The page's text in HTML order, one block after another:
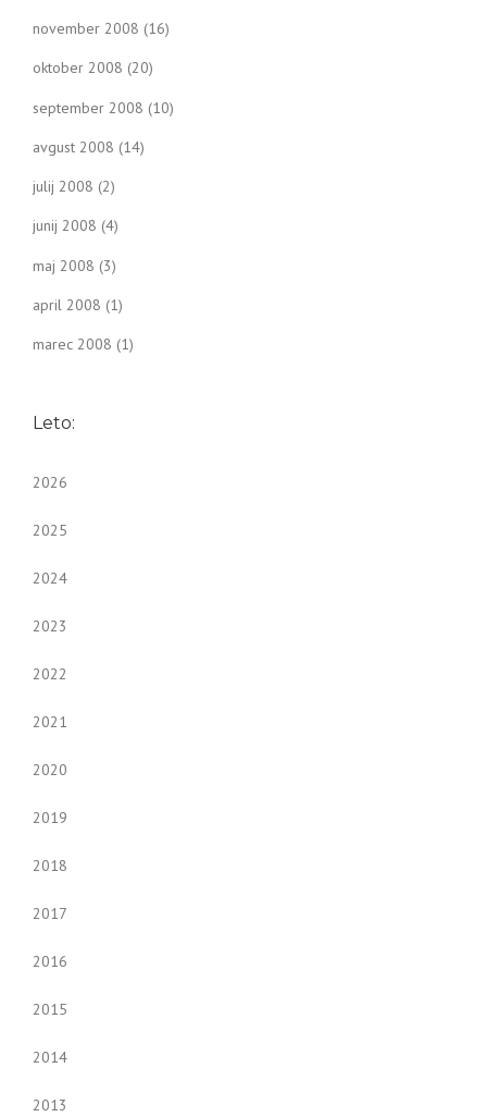
november 2008 (16)
oktober 2008 (20)
september 2008 (10)
avgust 2008 (14)
julij 2008 (2)
junij 2008 (4)
maj 2008 (3)
april 2008 (1)
marec 2008 (1)
Leto:
2026
2025
2024
2023
2022
2021
2020
2019
2018
2017
2016
2015
2014
2013